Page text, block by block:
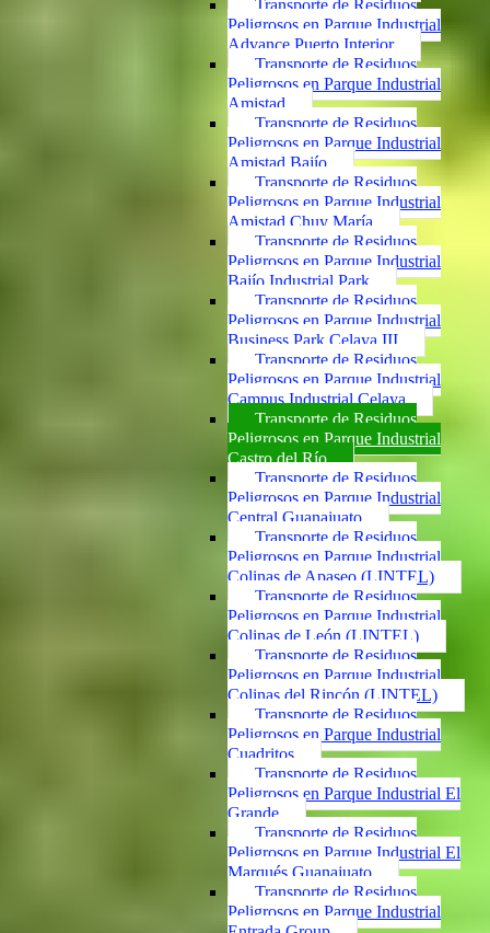
Transporte de Residuos
Peligrosos en Parque Industrial
Advance Puerto Interior
Transporte de Residuos
Peligrosos en Parque Industrial
Amistad
Transporte de Residuos
Peligrosos en Parque Industrial
Amistad Bajío
Transporte de Residuos
Peligrosos en Parque Industrial
Amistad Chuy María
Transporte de Residuos
Peligrosos en Parque Industrial
Bajío Industrial Park
Transporte de Residuos
Peligrosos en Parque Industrial
Business Park Celaya III
Transporte de Residuos
Peligrosos en Parque Industrial
Campus Industrial Celaya
Transporte de Residuos
Peligrosos en Parque Industrial
Castro del Río
Transporte de Residuos
Peligrosos en Parque Industrial
Central Guanajuato
Transporte de Residuos
Peligrosos en Parque Industrial
Colinas de Apaseo (LINTEL)
Transporte de Residuos
Peligrosos en Parque Industrial
Colinas de León (LINTEL)
Transporte de Residuos
Peligrosos en Parque Industrial
Colinas del Rincón (LINTEL)
Transporte de Residuos
Peligrosos en Parque Industrial
Cuadritos
Transporte de Residuos
Peligrosos en Parque Industrial El
Grande
Transporte de Residuos
Peligrosos en Parque Industrial El
Marqués Guanajuato
Transporte de Residuos
Peligrosos en Parque Industrial